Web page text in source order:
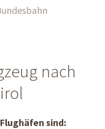
nach
sind: